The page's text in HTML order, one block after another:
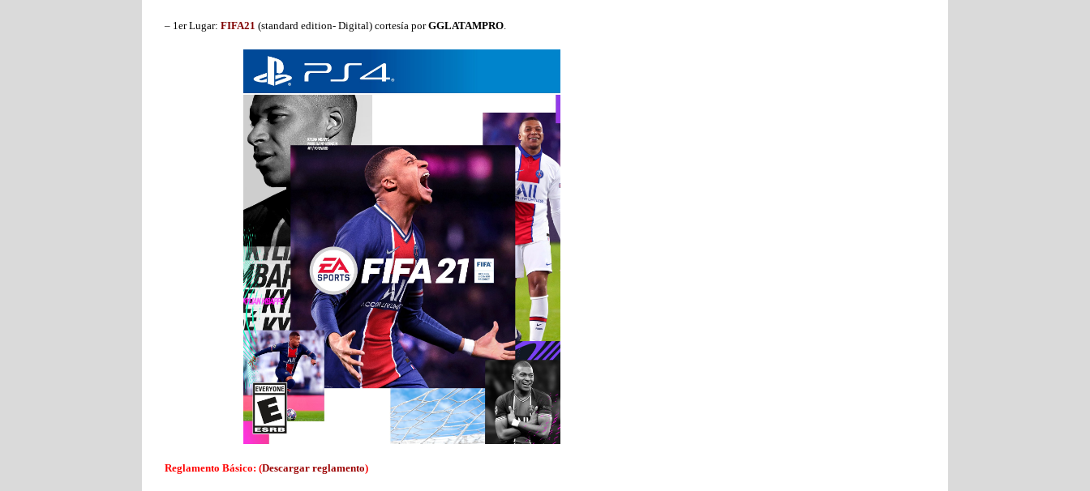
– 1er Lugar: FIFA21 (standard edition- Digital) cortesía porGGLATAMPRO
Reglamento Básico: (Descargar reglamento)